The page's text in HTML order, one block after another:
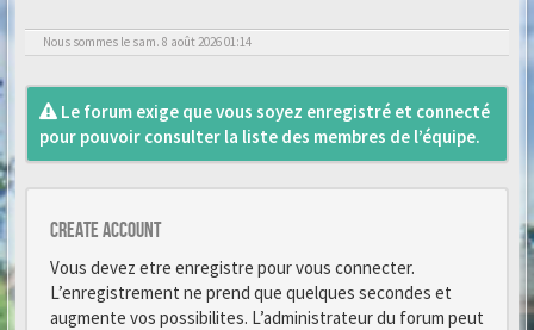
Nous sommes le sam. 8 août 2026 01:14
Le forum exige que vous soyez enregistré et connecté
pour pouvoir consulter la liste des membres de l’équipe.
Create account
Vous devez etre enregistre pour vous connecter.
L’enregistrement ne prend que quelques secondes et
augmente vos possibilites. L’administrateur du forum peut